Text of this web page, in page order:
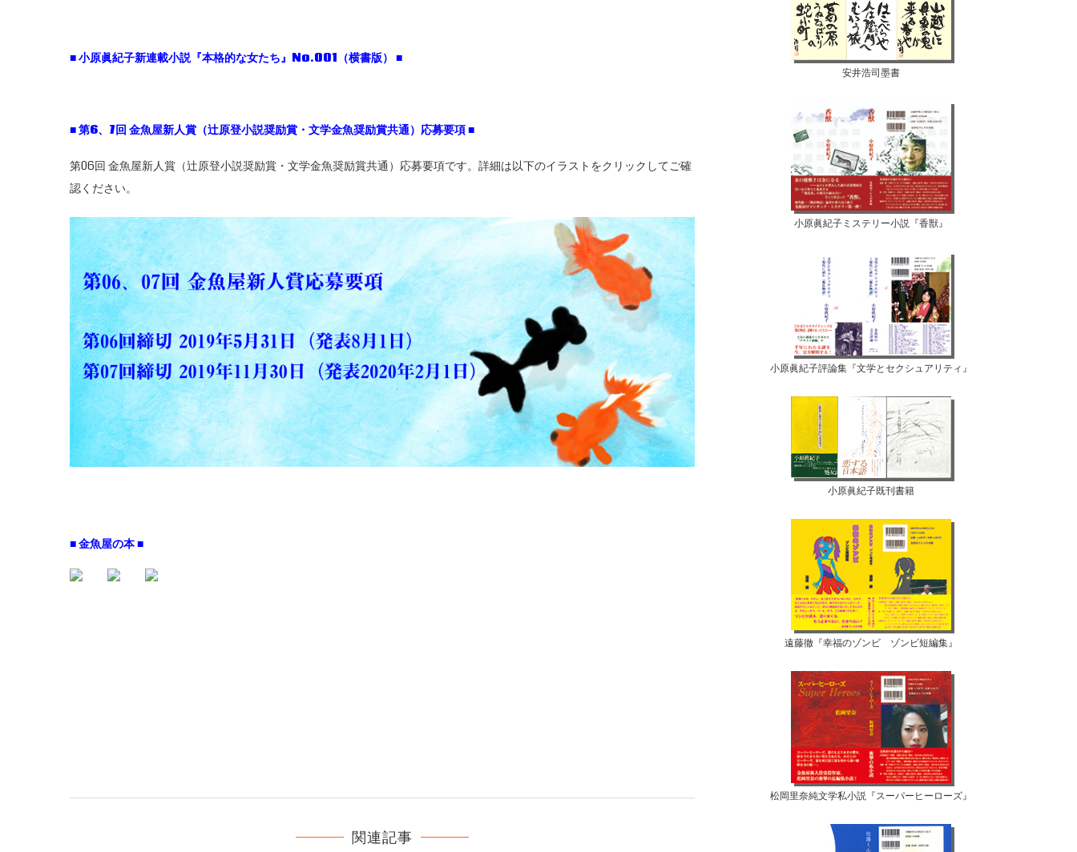
■小原眞紀子新連載小説『本格的な女たち』No.001 （横書版） ■
■第6、7回 金魚屋新人賞（辻原登小説奨励賞・文学金魚奨励賞共通）応募要項■
第06回 金魚屋新人賞（辻原登小説奨励賞・文学金魚奨励賞共通）応募要項です。詳細は以下のイラストをクリックしてご確
認ください。
■ 金魚屋の本 ■
関連記事
安井浩司墨書
小原眞紀子ミステリー小説『香獣』
小原眞紀子評論集『文学とセクシュアリティ』
小原眞紀子既刊書籍
遠藤徹『幸福のゾンビ ゾンビ短編集』
松岡里奈純文学私小説『スーパーヒーローズ』